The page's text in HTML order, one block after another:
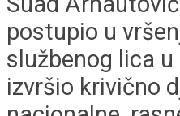
postupio u
službenog lica u
izvršio krivično